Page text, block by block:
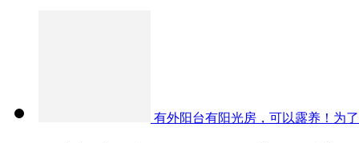
有外阳台有阳光房，可以露养！为